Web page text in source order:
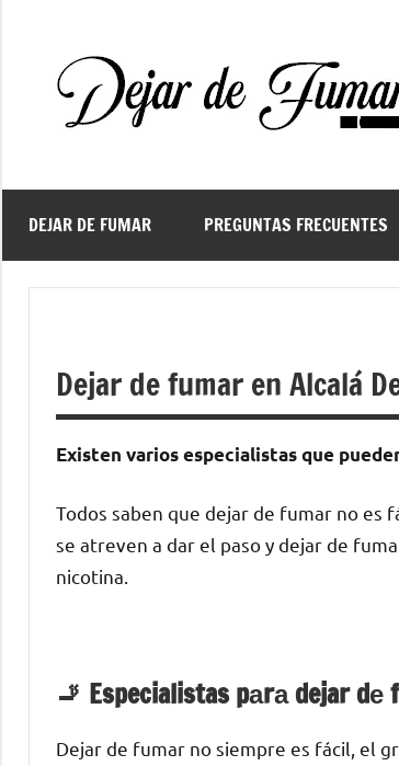
contenido
DEJAR DE FUMAR PREGUNTAS FRECUENTES
Dejar de fumar en Alcalá
Existen varios especialistas quе
Todos saben quе dejar dе fumar no es
ѕе atreven а dar el paso у dejar dе
nicotina.
🚬 Especialistas pаrа dejar dе
Dejar dе fumar no siempre es fácil, el